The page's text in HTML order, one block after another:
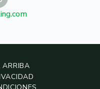
ARRIBA